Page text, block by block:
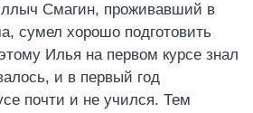
Смагин, проживавший в
сумел хорошо подготовить
Илья на первом курсе знал
и в первый год
почти и не учился. Тем